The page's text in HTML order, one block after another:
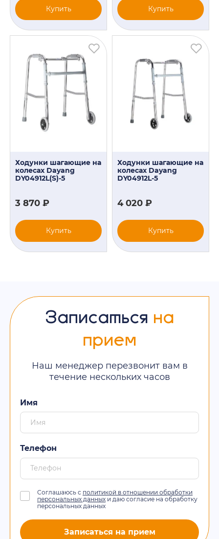
Купить Купить
Ходунки шагающие на
колесах Dayang
DY04912L(S)-5
3 870 ₽
Купить
Ходунки шагающие на
колесах Dayang
DY04912L-5
4 020 ₽
Купить
Записаться на
прием
Наш менеджер перезвонит вам в
течение нескольких часов
Имя
Телефон
Соглашаюсь с политикой в отношении обработки
персональных данных и даю согласие на обработку
персональных данных
Записаться на прием